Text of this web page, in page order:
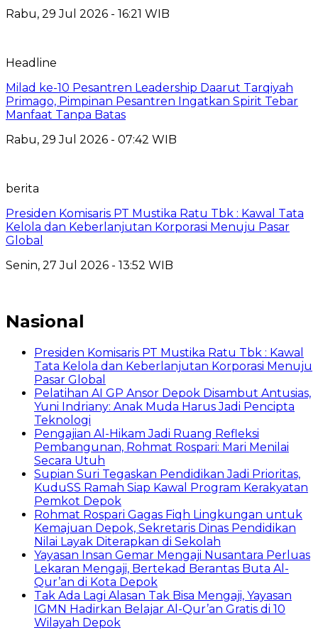
Rabu, 29 Jul 2026 - 16:21 WIB
Headline
Milad ke-10 Pesantren Leadership Daarut Tarqiyah
Primago, Pimpinan Pesantren Ingatkan Spirit Tebar
Manfaat Tanpa Batas
Rabu, 29 Jul 2026 - 07:42 WIB
berita
Presiden Komisaris PT Mustika Ratu Tbk : Kawal Tata
Kelola dan Keberlanjutan Korporasi Menuju Pasar
Global
Senin, 27 Jul 2026 - 13:52 WIB
Nasional
Presiden Komisaris PT Mustika Ratu Tbk : Kawal
Tata Kelola dan Keberlanjutan Korporasi Menuju
Pasar Global
Pelatihan AI GP Ansor Depok Disambut Antusias,
Yuni Indriany: Anak Muda Harus Jadi Pencipta
Teknologi
Pengajian Al-Hikam Jadi Ruang Refleksi
Pembangunan, Rohmat Rospari: Mari Menilai
Secara Utuh
Supian Suri Tegaskan Pendidikan Jadi Prioritas,
KuduSS Ramah Siap Kawal Program Kerakyatan
Pemkot Depok
Rohmat Rospari Gagas Fiqh Lingkungan untuk
Kemajuan Depok, Sekretaris Dinas Pendidikan
Nilai Layak Diterapkan di Sekolah
Yayasan Insan Gemar Mengaji Nusantara Perluas
Lekaran Mengaji, Bertekad Berantas Buta Al-
Qur’an di Kota Depok
Tak Ada Lagi Alasan Tak Bisa Mengaji, Yayasan
IGMN Hadirkan Belajar Al-Qur’an Gratis di 10
Wilayah Depok